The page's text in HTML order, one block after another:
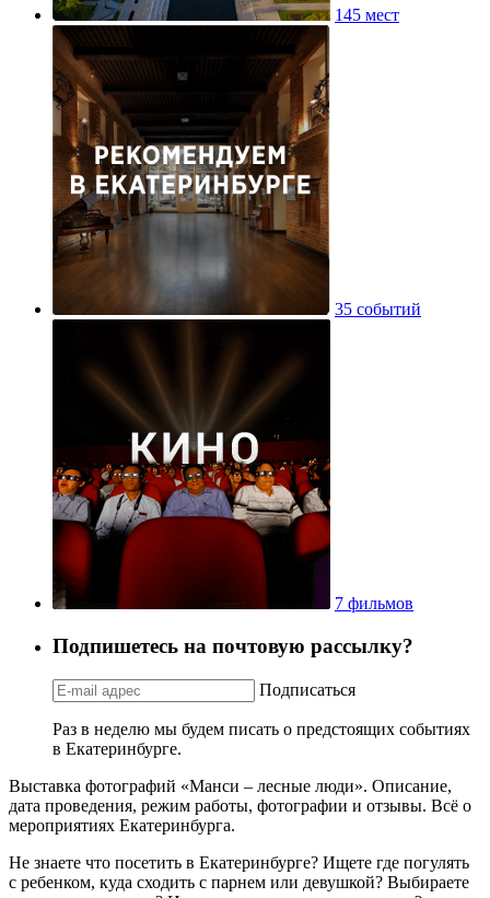
145 мест
35 событий
7 фильмов
Подпишетесь на почтовую рассылку?
Подписаться
Раз в неделю мы будем писать о предстоящих событиях
в Екатеринбурге.
Выставка фотографий «Манси – лесные люди». Описание,
дата проведения, режим работы, фотографии и отзывы. Всё о
мероприятиях Екатеринбурга.
Не знаете что посетить в Екатеринбурге? Ищете где погулять
с ребенком, куда сходить с парнем или девушкой? Выбираете